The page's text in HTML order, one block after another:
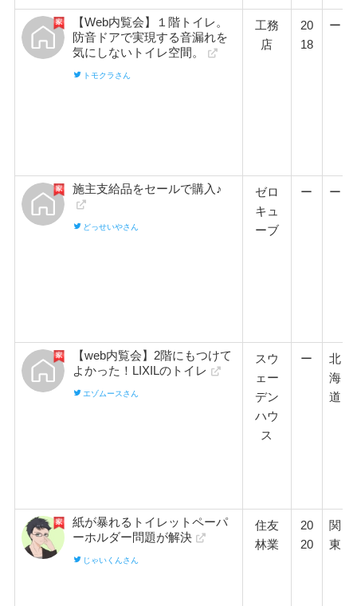
【Web内覧会】１階トイレ。
防音ドアで実現する音漏れを
気にしないトイレ空間。
トモクラさん
工務
店
20
18
ー
施主支給品をセールで購入♪
どっせいやさん
ゼロ
キュ
ーブ
ー ー
【web内覧会】2階にもつけて
よかった！LIXILのトイレ
エゾムースさん
スウ
ェー
デン
ハウ
ス
ー
北
海
道
紙が暴れるトイレットペーパ
ーホルダー問題が解決
じゃいくんさん
住友
林業
20
20
関
東